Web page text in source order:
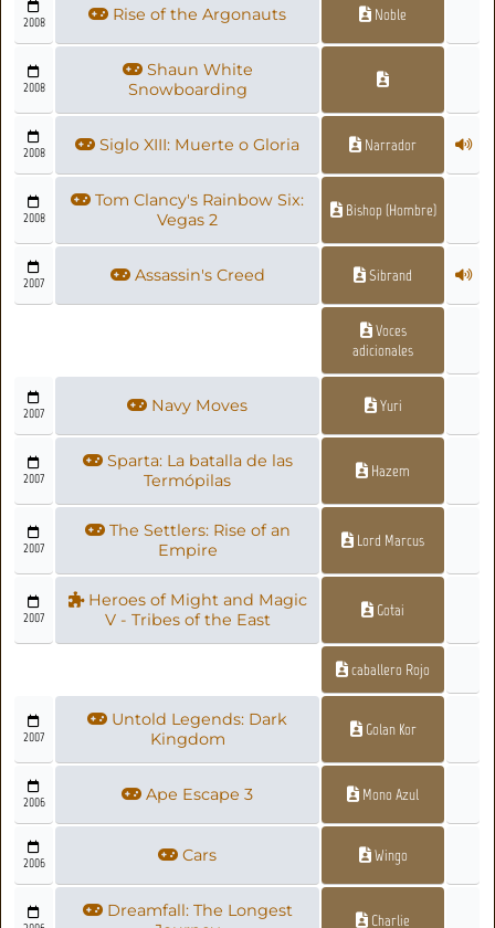
2008 Rise of the Argonauts Noble
2008
Shaun White
Snowboarding
2008 Siglo XIII: Muerte o Gloria Narrador
2008
Tom Clancy's Rainbow Six:
Vegas 2
Bishop (Hombre)
2007 Assassin's Creed Sibrand
Voces
adicionales
2007 Navy Moves Yuri
2007
Sparta: La batalla de las
Termópilas
Hazem
2007
The Settlers: Rise of an
Empire
Lord Marcus
2007
Heroes of Might and Magic
V - Tribes of the East
Gotai
caballero Rojo
2007
Untold Legends: Dark
Kingdom
Golan Kor
2006 Ape Escape 3 Mono Azul
2006 Cars Wingo
Dreamfall: The Longest
Charlie